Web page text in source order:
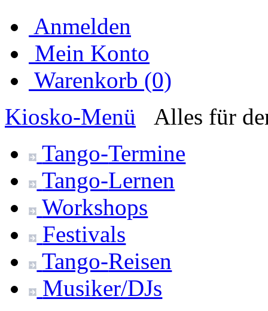
Anmelden
Mein Konto
Warenkorb (0)
Kiosko-Menü
Alles für
Tango-Termine
Tango-Lernen
Workshops
Festivals
Tango-Reisen
Musiker/DJs